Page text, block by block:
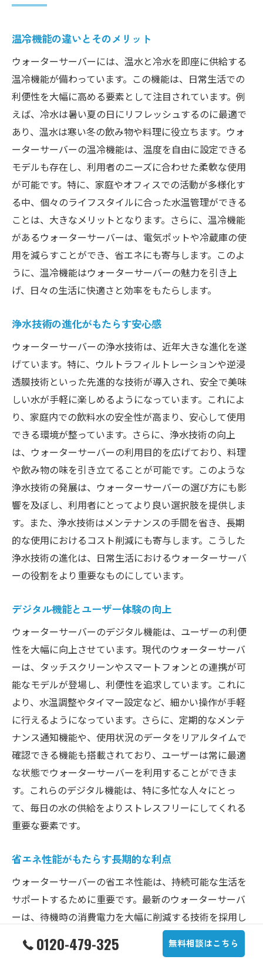
温冷機能の違いとそのメリット
ウォーターサーバーには、温水と冷水を即座に供給する
温冷機能が備わっています。この機能は、日常生活での
利便性を大幅に高める要素として注目されています。例
えば、冷水は暑い夏の日にリフレッシュするのに最適で
あり、温水は寒い冬の飲み物や料理に役立ちます。ウォ
ーターサーバーの温冷機能は、温度を自由に設定できる
モデルも存在し、利用者のニーズに合わせた柔軟な使用
が可能です。特に、家庭やオフィスでの活動が多様化す
る中、個々のライフスタイルに合った水温管理ができる
ことは、大きなメリットとなります。さらに、温冷機能
があるウォーターサーバーは、電気ポットや冷蔵庫の使
用を減らすことができ、省エネにも寄与します。このよ
うに、温冷機能はウォーターサーバーの魅力を引き上
げ、日々の生活に快適さと効率をもたらします。
浄水技術の進化がもたらす安心感
ウォーターサーバーの浄水技術は、近年大きな進化を遂
げています。特に、ウルトラフィルトレーションや逆浸
透膜技術といった先進的な技術が導入され、安全で美味
しい水が手軽に楽しめるようになっています。これによ
り、家庭内での飲料水の安全性が高まり、安心して使用
できる環境が整っています。さらに、浄水技術の向上
は、ウォーターサーバーの利用目的を広げており、料理
や飲み物の味を引き立てることが可能です。このような
浄水技術の発展は、ウォーターサーバーの選び方にも影
響を及ぼし、利用者にとってより良い選択肢を提供しま
す。また、浄水技術はメンテナンスの手間を省き、長期
的な使用におけるコスト削減にも寄与します。こうした
浄水技術の進化は、日常生活におけるウォーターサーバ
ーの役割をより重要なものにしています。
デジタル機能とユーザー体験の向上
ウォーターサーバーのデジタル機能は、ユーザーの利便
性を大幅に向上させています。現代のウォーターサーバ
ーは、タッチスクリーンやスマートフォンとの連携が可
能なモデルが登場し、利便性を追求しています。これに
より、水温調整やタイマー設定など、細かい操作が手軽
に行えるようになっています。さらに、定期的なメンテ
ナンス通知機能や、使用状況のデータをリアルタイムで
確認できる機能も搭載されており、ユーザーは常に最適
な状態でウォーターサーバーを利用することができま
す。これらのデジタル機能は、特に多忙な人々にとっ
て、毎日の水の供給をよりストレスフリーにしてくれる
重要な要素です。
省エネ性能がもたらす長期的な利点
ウォーターサーバーの省エネ性能は、持続可能な生活を
サポートするために重要です。最新のウォーターサーバ
ーは、待機時の消費電力を大幅に削減する技術を採用し
ており、環境負荷を軽減しつつ、電気代の節約にも貢献
しています。また、使用時のみエネルギーを消費する省
0120-479-325 無料相談はこちら